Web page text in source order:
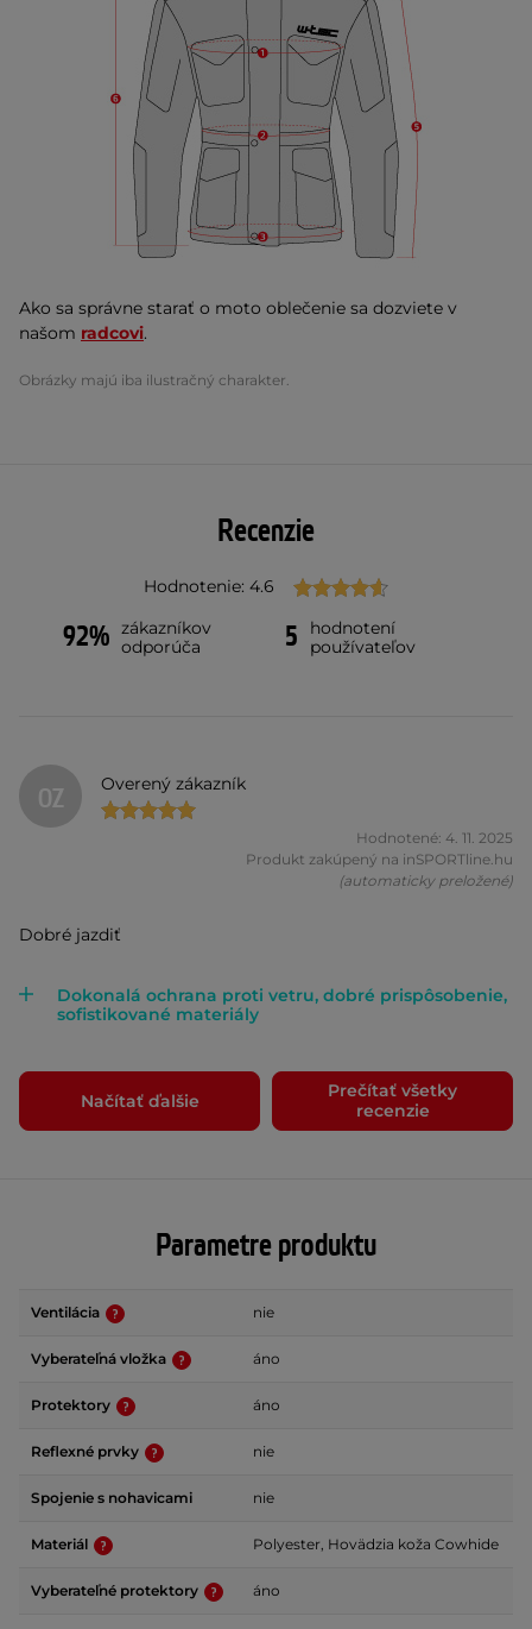
Ako sa správne starať o moto oblečenie sa dozviete v
našom radcovi.
Obrázky majú iba ilustračný charakter.
Recenzie
Hodnotenie: 4.6
92% zákazníkov
odporúča
5
hodnotení
používateľov
OZ Overený zákazník
Hodnotené: 4. 11. 2025
Produkt zakúpený na inSPORTline.hu
(automaticky preložené)
Dobré jazdiť
Dokonalá ochrana proti vetru, dobré prispôsobenie,
sofistikované materiály
Načítať ďalšie
Prečítať všetky
recenzie
Parametre produktu
Ventilácia nie
Vyberateľná vložka áno
Protektory áno
Reflexné prvky nie
Spojenie s nohavicami nie
Materiál Polyester, Hovädzia koža Cowhide
Vyberateľné protektory áno